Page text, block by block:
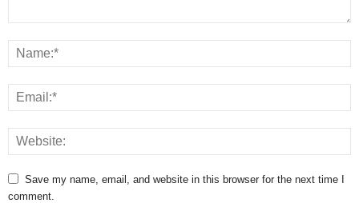
Save my name, email, and website in this browser for the next time I
comment.